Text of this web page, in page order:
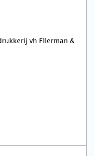
vh Ellerman &